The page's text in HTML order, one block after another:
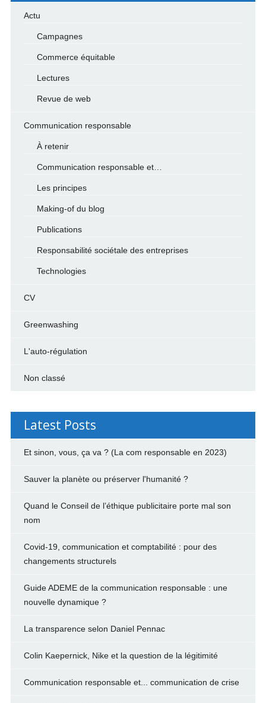
Actu
Campagnes
Commerce équitable
Lectures
Revue de web
Communication responsable
À retenir
Communication responsable et…
Les principes
Making-of du blog
Publications
Responsabilité sociétale des entreprises
Technologies
CV
Greenwashing
L'auto-régulation
Non classé
Latest Posts
Et sinon, vous, ça va ? (La com responsable en 2023)
Sauver la planète ou préserver l'humanité ?
Quand le Conseil de l’éthique publicitaire porte mal son
nom
Covid-19, communication et comptabilité : pour des
changements structurels
Guide ADEME de la communication responsable : une
nouvelle dynamique ?
La transparence selon Daniel Pennac
Colin Kaepernick, Nike et la question de la légitimité
Communication responsable et... communication de crise